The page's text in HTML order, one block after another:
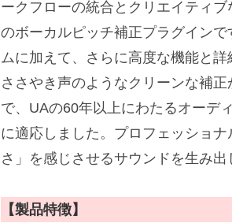
ークフローの統合とクリエイティ
のボーカルピッチ補正プラグイン
ムに加えて、さらに高度な機能と
ささやき声のようなクリーンな補
で、UAの60年以上にわたるオーデ
に適応しました。プロフェッショ
さ」を感じさせるサウンドを生み出
【製品特徴】